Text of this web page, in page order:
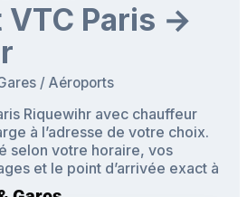
Paris →
/ Aéroports
Riquewihr avec chauffeur
à l’adresse de votre choix.
selon votre horaire, vos
et le point d’arrivée exact à